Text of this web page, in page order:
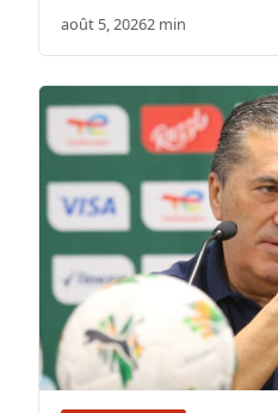
août 5, 20262 min